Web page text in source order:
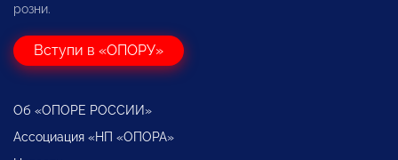
розни.
Вступи в «ОПОРУ»
Об «ОПОРЕ РОССИИ»
Ассоциация «НП «ОПОРА»